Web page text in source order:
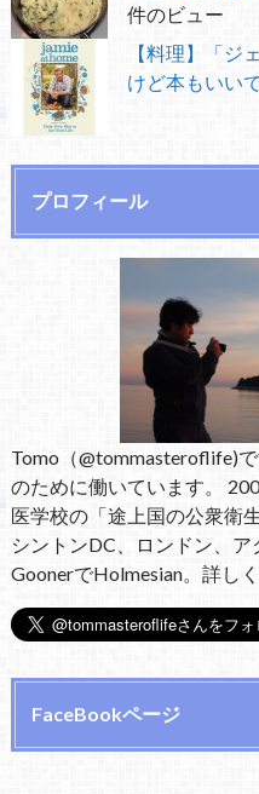
件のビュー
【料理】「ジ
けど本もいいで
プロフィール
Tomo（@tommasteroflife)
のために働いています。
医学校の「途上国の公衆衛
シントンDC、ロンドン、ア
GoonerでHolmesian。詳し
FaceBookページ